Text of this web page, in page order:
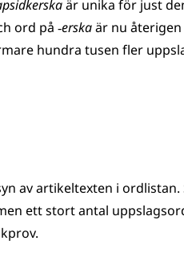
är unika för just
ord på ‑erskaär nu
hundra tusen fler
av artikeltexten i ordlistan.
ett stort antal